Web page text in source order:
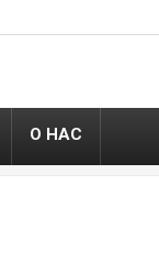
О НАС